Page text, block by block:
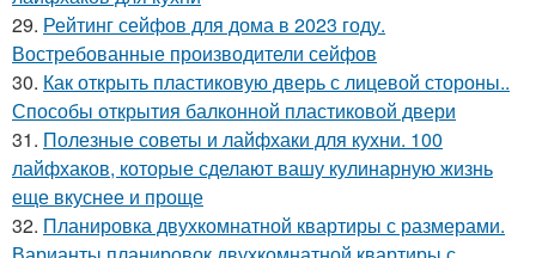
29. Рейтинг сейфов для дома в 2023 году.
Востребованные производители сейфов
30. Как открыть пластиковую дверь с лицевой стороны..
Способы открытия балконной пластиковой двери
31. Полезные советы и лайфхаки для кухни. 100
лайфхаков, которые сделают вашу кулинарную жизнь
еще вкуснее и проще
32. Планировка двухкомнатной квартиры с размерами.